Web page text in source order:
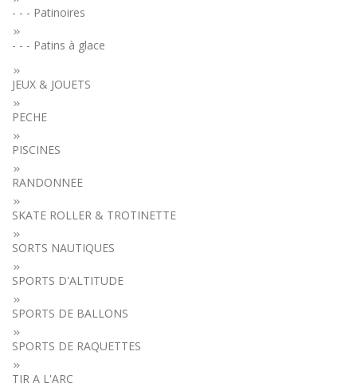
- - - Patinoires
- - - Patins à glace
JEUX & JOUETS
PECHE
PISCINES
RANDONNEE
SKATE ROLLER & TROTINETTE
SORTS NAUTIQUES
SPORTS D'ALTITUDE
SPORTS DE BALLONS
SPORTS DE RAQUETTES
TIR A L'ARC